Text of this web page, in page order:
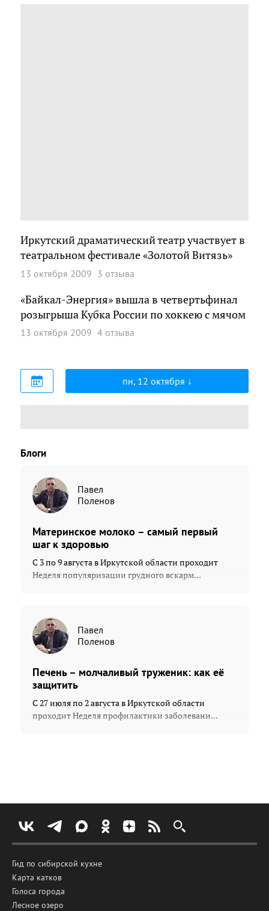
Иркутский драматический театр участвует в
театральном фестивале «Золотой Витязь»
13 октября 2009 3 отзыва
«Байкал-Энергия» вышла в четвертьфинал
розыгрыша Кубка России по хоккею с мячом
13 октября 2009 4 отзыва
пн, 12 октября
Блоги
Павел
Поленов
Материнское молоко – самый первый
шаг к здоровью
С 3 по 9 августа в Иркутской области проходит
Неделя популяризации грудного вскарм...
Павел
Поленов
Печень – молчаливый труженик: как её
защитить
С 27 июля по 2 августа в Иркутской области
проходит Неделя профилактики заболевани...
Гид по сибирской кухне
Карта катков
Голоса города
Лесное озеро